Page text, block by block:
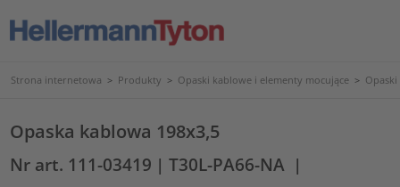
Strona internetowa > Produkty > Opaski kablowe i elementy mocujące >
Opaska kablowa 198x3,5
Nr art. 111-03419 | T30L-PA66-NA |